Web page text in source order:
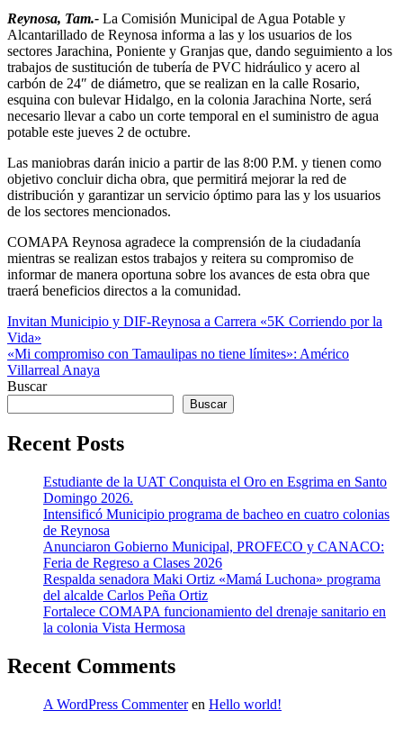
Reynosa, Tam.- La Comisión Municipal de Agua Potable y
Alcantarillado de Reynosa informa a las y los usuarios de los
sectores Jarachina, Poniente y Granjas que, dando seguimiento a los
trabajos de sustitución de tubería de PVC hidráulico y acero al
carbón de 24″ de diámetro, que se realizan en la calle Rosario,
esquina con bulevar Hidalgo, en la colonia Jarachina Norte, será
necesario llevar a cabo un corte temporal en el suministro de agua
potable este jueves 2 de octubre.
Las maniobras darán inicio a partir de las 8:00 P.M. y tienen como
objetivo concluir dicha obra, que permitirá mejorar la red de
distribución y garantizar un servicio óptimo para las y los usuarios
de los sectores mencionados.
COMAPA Reynosa agradece la comprensión de la ciudadanía
mientras se realizan estos trabajos y reitera su compromiso de
informar de manera oportuna sobre los avances de esta obra que
traerá beneficios directos a la comunidad.
Navegación
de
entradas
Invitan Municipio y DIF-Reynosa a Carrera «5K Corriendo por la
Vida»
«Mi compromiso con Tamaulipas no tiene límites»: Américo
Villarreal Anaya
Buscar
Buscar
Recent Posts
Estudiante de la UAT Conquista el Oro en Esgrima en Santo
Domingo 2026.
Intensificó Municipio programa de bacheo en cuatro colonias
de Reynosa
Anunciaron Gobierno Municipal, PROFECO y CANACO:
Feria de Regreso a Clases 2026
Respalda senadora Maki Ortiz «Mamá Luchona» programa
del alcalde Carlos Peña Ortiz
Fortalece COMAPA funcionamiento del drenaje sanitario en
la colonia Vista Hermosa
Recent Comments
A WordPress Commenteren Hello world!